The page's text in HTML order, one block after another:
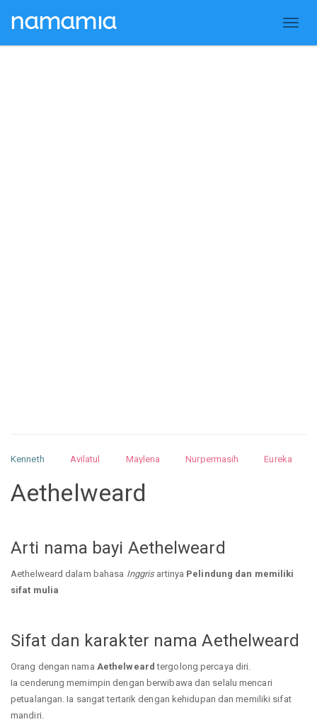
Kenneth Avilatul Maylena Nurpermasih
Eureka
Nurhilman
Pathin Muhalis
Aethelweard
Arti nama bayi Aethelweard
Aethelweard dalam bahasa Inggrisartinya Pelindung dan memiliki
sifat mulia
Sifat dan karakter nama Aethelweard
Orang dengan nama Aethelweard tergolong percaya diri.
Ia cenderung memimpin dengan berwibawa dan selalu mencari
petualangan. Ia sangat tertarik dengan kehidupan dan memiliki sifat
mandiri.